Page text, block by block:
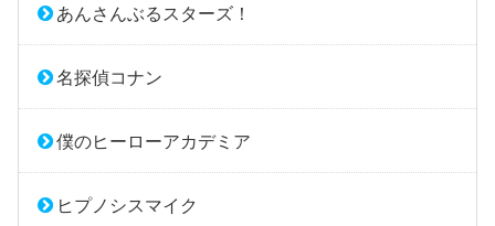
あんさんぶるスターズ！
名探偵コナン
僕のヒーローアカデミア
ヒプノシスマイク